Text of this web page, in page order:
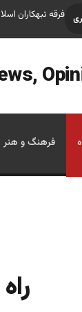
فرقه تبهکاران
فرهنگ و هنر